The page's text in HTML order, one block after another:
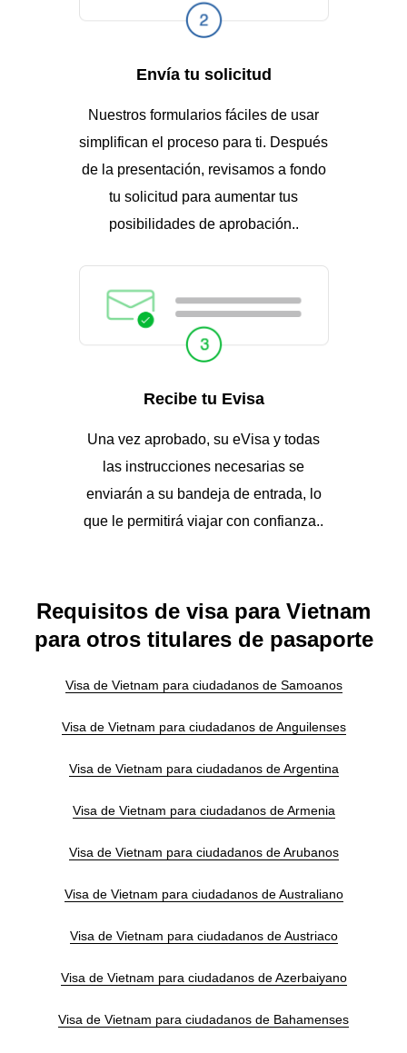
Envía tu solicitud
Nuestros formularios fáciles de usar
simplifican el proceso para ti. Después
de la presentación, revisamos a fondo
tu solicitud para aumentar tus
posibilidades de aprobación..
Recibe tu Evisa
Una vez aprobado, su eVisa y todas
las instrucciones necesarias se
enviarán a su bandeja de entrada, lo
que le permitirá viajar con confianza..
Requisitos de visa para Vietnam
para otros titulares de pasaporte
Visa de Vietnam para ciudadanos de Samoanos
Visa de Vietnam para ciudadanos de Anguilenses
Visa de Vietnam para ciudadanos de Argentina
Visa de Vietnam para ciudadanos de Armenia
Visa de Vietnam para ciudadanos de Arubanos
Visa de Vietnam para ciudadanos de Australiano
Visa de Vietnam para ciudadanos de Austriaco
Visa de Vietnam para ciudadanos de Azerbaiyano
Visa de Vietnam para ciudadanos de Bahamenses